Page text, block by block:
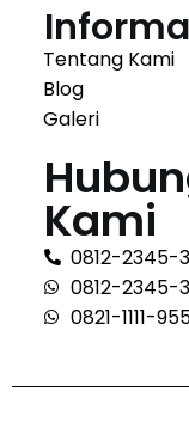
Tentang Kami
Blog
Galeri
Kami
0812-2345-
0812-2345-
0821-1111-